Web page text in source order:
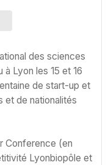
des sciences
à Lyon les 15 et 16
de start-up et
et de nationalités
Conference (en
Lyonbiopôle et